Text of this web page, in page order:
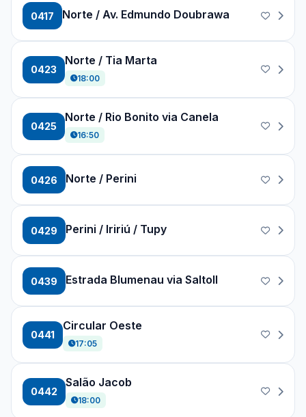
0417 Norte / Av. Edmundo Doubrawa
0423
Norte / Tia Marta
18:00
0425
Norte / Rio Bonito via Canela
16:50
0426 Norte / Perini
0429 Perini / Iririú / Tupy
0439 Estrada Blumenau via SaltoII
0441
Circular Oeste
17:05
0442
Salão Jacob
18:00